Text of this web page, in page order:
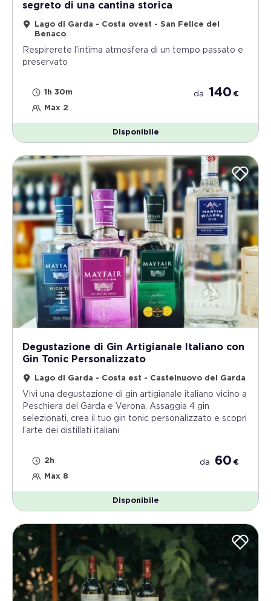
segreto di una cantina storica
Lago di Garda - Costa ovest - San Felice del
Benaco
Respirerete l’intima atmosfera di un tempo passato e
preservato
1h 30m
Max 2
da 140 €
Disponibile
Degustazione di Gin Artigianale Italiano con
Gin Tonic Personalizzato
Lago di Garda - Costa est - Castelnuovo del Garda
Vivi una degustazione di gin artigianale italiano vicino a
Peschiera del Garda e Verona. Assaggia 4 gin
selezionati, crea il tuo gin tonic personalizzato e scopri
l’arte dei distillati italiani
2h
Max 8
da 60 €
Disponibile